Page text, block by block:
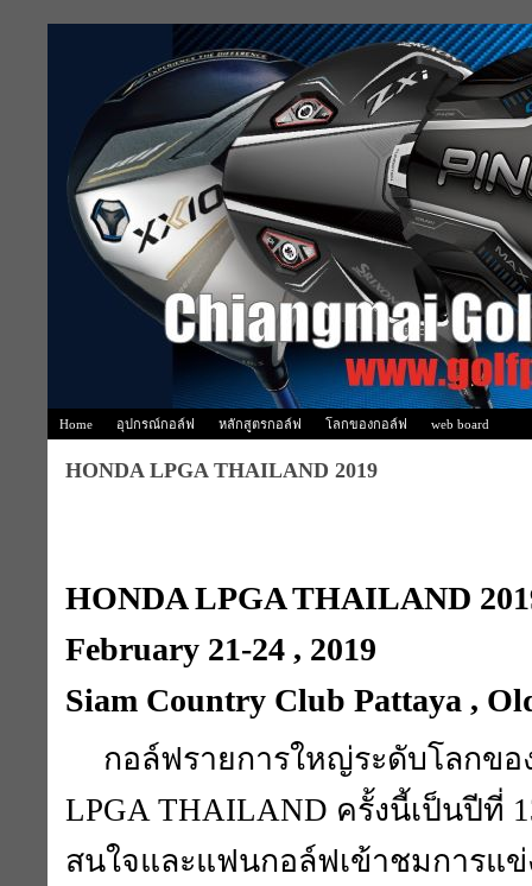
Home อุปกรณ์กอล์ฟ หลักสูตรกอล์ฟ โลกของกอล์ฟ web board
HONDA LPGA THAILAND 2019
HONDA LPGA THAILAND
February 21-24 , 2019
Siam Country Club Pattaya ,
กอล์ฟรายการใหญ่ระดับโลกขอ
LPGA THAILAND ครั้งนี้เป็นปีที่
สนใจและแฟนกอล์ฟเข้าชมการแ